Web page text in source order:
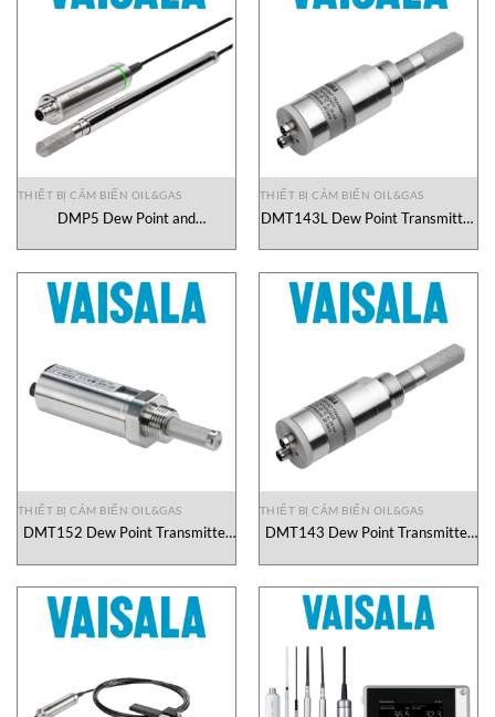
THIẾT BỊ CẢM BIẾN OIL&GAS
DMP5 Dew Point and
Vietnam
THIẾT BỊ CẢM BIẾN OIL&GAS
DMT143L Dew Point Transmitter
THIẾT BỊ CẢM BIẾN OIL&GAS
DMT152 Dew Point Transmitter
THIẾT BỊ CẢM BIẾN OIL&GAS
DMT143 Dew Point Transmitter